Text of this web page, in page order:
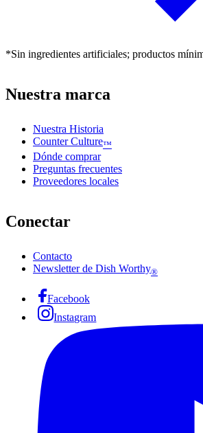
*Sin ingredientes artificiales; productos
Nuestra marca
Nuestra Historia
Counter Culture™
Dónde comprar
Preguntas frecuentes
Proveedores locales
Conectar
Contacto
Newsletter de Dish Worthy®
Facebook
Instagram